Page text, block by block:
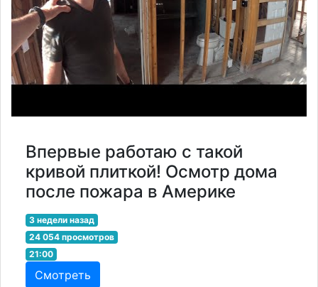
Впервые работаю с такой
кривой плиткой! Осмотр дома
после пожара в Америке
3 недели назад
24 054 просмотров
21:00
Смотреть